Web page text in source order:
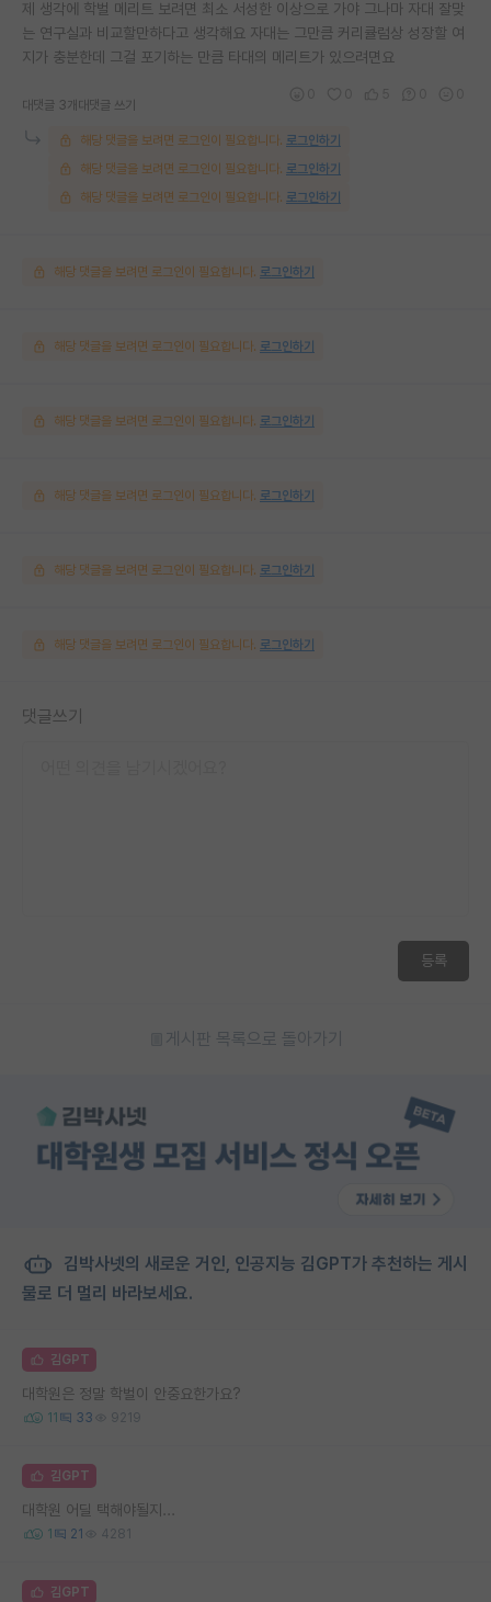
제 생각에 학벌 메리트 보려면 최소 서성한 이상으로 가야 그나마 자대 잘맞
는 연구실과 비교할만하다고 생각해요 자대는 그만큼 커리큘럼상 성장할 여
지가 충분한데 그걸 포기하는 만큼 타대의 메리트가 있으려면요
대댓글 3개 대댓글 쓰기
해당 댓글을 보려면 로그인이 필요합니다. 로그인하기
해당 댓글을 보려면 로그인이 필요합니다. 로그인하기
해당 댓글을 보려면 로그인이 필요합니다. 로그인하기
해당 댓글을 보려면 로그인이 필요합니다. 로그인하기
해당 댓글을 보려면 로그인이 필요합니다. 로그인하기
해당 댓글을 보려면 로그인이 필요합니다. 로그인하기
해당 댓글을 보려면 로그인이 필요합니다. 로그인하기
해당 댓글을 보려면 로그인이 필요합니다. 로그인하기
해당 댓글을 보려면 로그인이 필요합니다. 로그인하기
댓글쓰기
등록
게시판 목록으로 돌아가기
김박사넷의 새로운 거인, 인공지능 김GPT가 추천하는 게시
물로 더 멀리 바라보세요.
김GPT
대학원은 정말 학벌이 안중요한가요?
11 33 9219
김GPT
대학원 어딜 택해야될지...
1 21 4281
김GPT